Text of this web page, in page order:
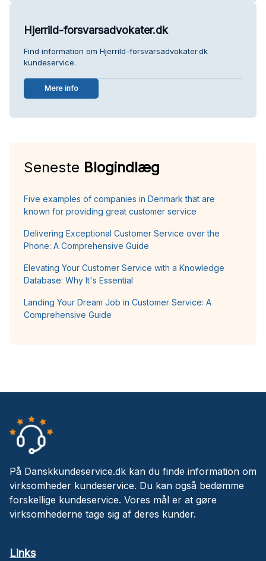
Hjerrild-forsvarsadvokater.dk
Find information om Hjerrild-forsvarsadvokater.dk
kundeservice.
Mere info
Seneste Blogindlæg
Five examples of companies in Denmark that are
known for providing great customer service
Delivering Exceptional Customer Service over the
Phone: A Comprehensive Guide
Elevating Your Customer Service with a Knowledge
Database: Why It's Essential
Landing Your Dream Job in Customer Service: A
Comprehensive Guide
På Danskkundeservice.dk kan du finde information om
virksomheder kundeservice. Du kan også bedømme
forskellige kundeservice. Vores mål er at gøre
virksomhederne tage sig af deres kunder.
Links